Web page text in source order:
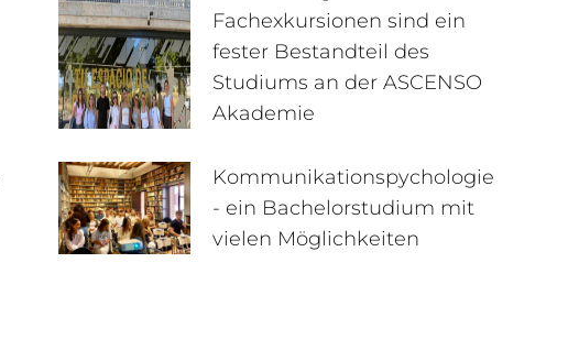
Fachexkursionen sind ein
fester Bestandteil des
Studiums an der ASCENSO
Akademie
Kommunikationspychologie
- ein Bachelorstudium mit
vielen Möglichkeiten